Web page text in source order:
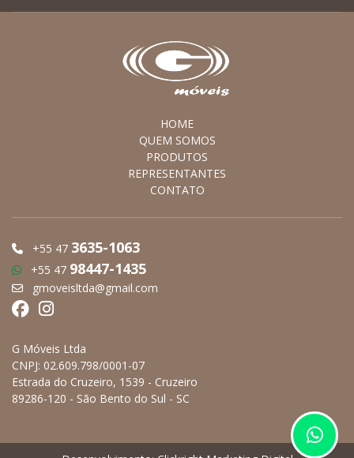
HOME
QUEM SOMOS
PRODUTOS
REPRESENTANTES
CONTATO
G Móveis Ltda
CNPJ: 02.609.798/0001-07
Estrada do Cruzeiro, 1539 - Cruzeiro
89286-120 - São Bento do Sul - SC
+55 47 3635-1063
+55 47 98447-1435
gmoveisltda@gmail.com